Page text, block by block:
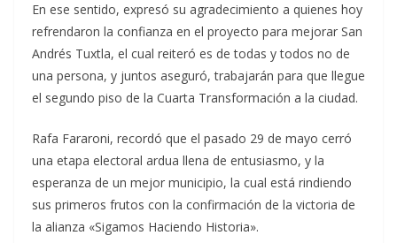
En ese sentido, expresó su agradecimiento a quienes hoy
refrendaron la confianza en el proyecto para mejorar San
Andrés Tuxtla, el cual reiteró es de todas y todos no de
una persona, y juntos aseguró, trabajarán para que llegue
el segundo piso de la Cuarta Transformación a la ciudad.
Rafa Fararoni, recordó que el pasado 29 de mayo cerró
una etapa electoral ardua llena de entusiasmo, y la
esperanza de un mejor municipio, la cual está rindiendo
sus primeros frutos con la confirmación de la victoria de
la alianza «Sigamos Haciendo Historia».